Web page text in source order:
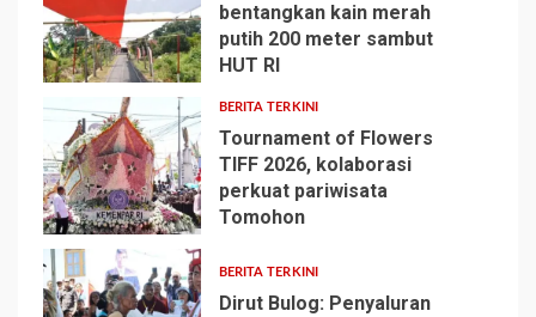
3
bentangkan kain merah
putih 200 meter sambut
HUT RI
4
BERITA TERKINI
Tournament of Flowers
TIFF 2026, kolaborasi
perkuat pariwisata
Tomohon
BERITA TERKINI
Dirut Bulog: Penyaluran